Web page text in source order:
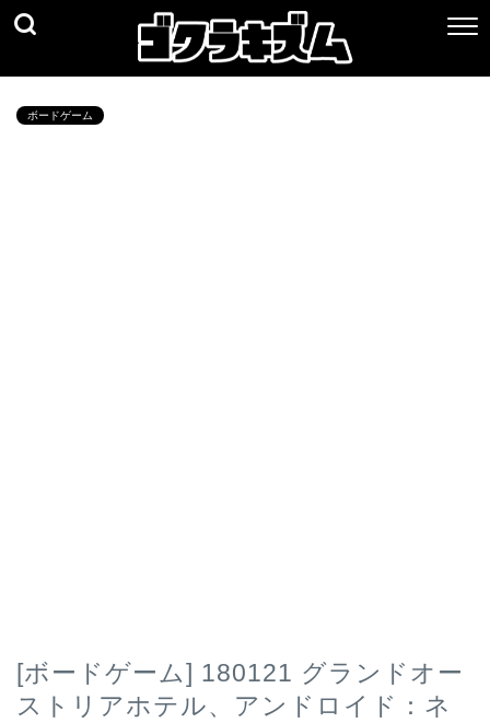
ボードゲーム
[ボードゲーム] 180121 グランドオー
ストリアホテル、アンドロイド：ネ